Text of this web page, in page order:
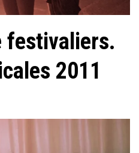
festivaliers.
2011